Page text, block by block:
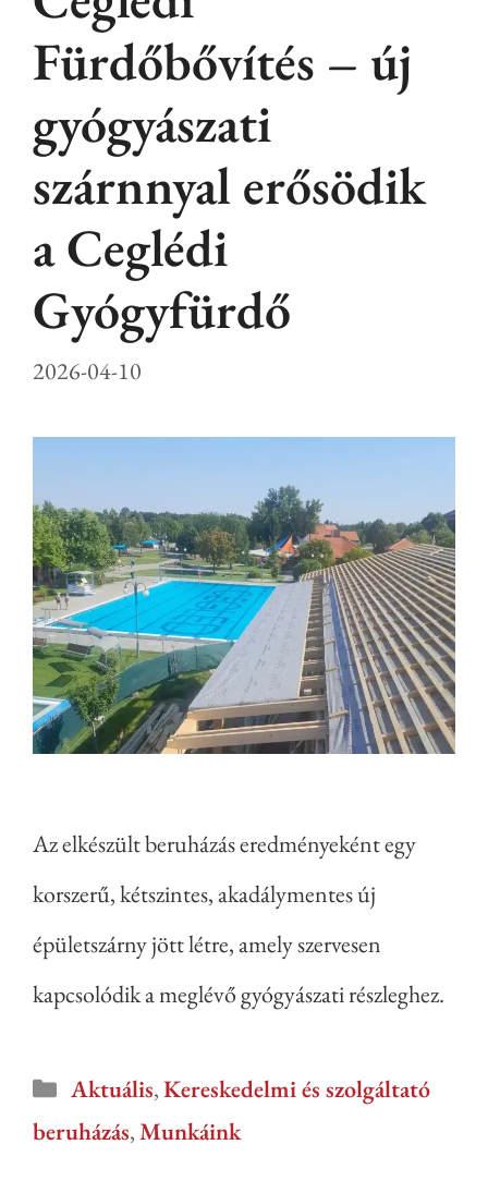
Fürdőbővítés – új
gyógyászati
szárnnyal erősödik
a Ceglédi
Gyógyfürdő
2026-04-10
Az elkészült beruházás eredményeként egy
korszerű, kétszintes, akadálymentes új
épületszárny jött létre, amely szervesen
kapcsolódik a meglévő gyógyászati részleghez.
Aktuális,Kereskedelmi és szolgáltató
beruházás,Munkáink